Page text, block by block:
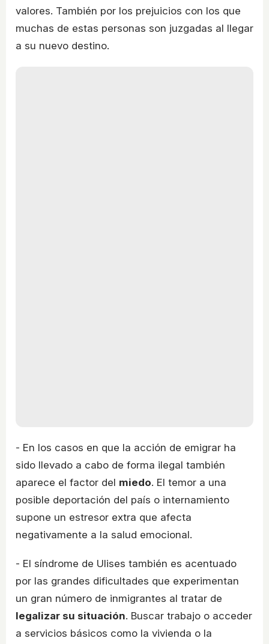
valores. También por los prejuicios con los que
muchas de estas personas son juzgadas al llegar
a su nuevo destino.
- En los casos en que la acción de emigrar ha
sido llevado a cabo de forma ilegal también
aparece el factor del miedo. El temor a una
posible deportación del país o internamiento
supone un estresor extra que afecta
negativamente a la salud emocional.
- El síndrome de Ulises también es acentuado
por las grandes dificultades que experimentan
un gran número de inmigrantes al tratar de
legalizar su situación. Buscar trabajo o acceder
a servicios básicos como la vivienda o la